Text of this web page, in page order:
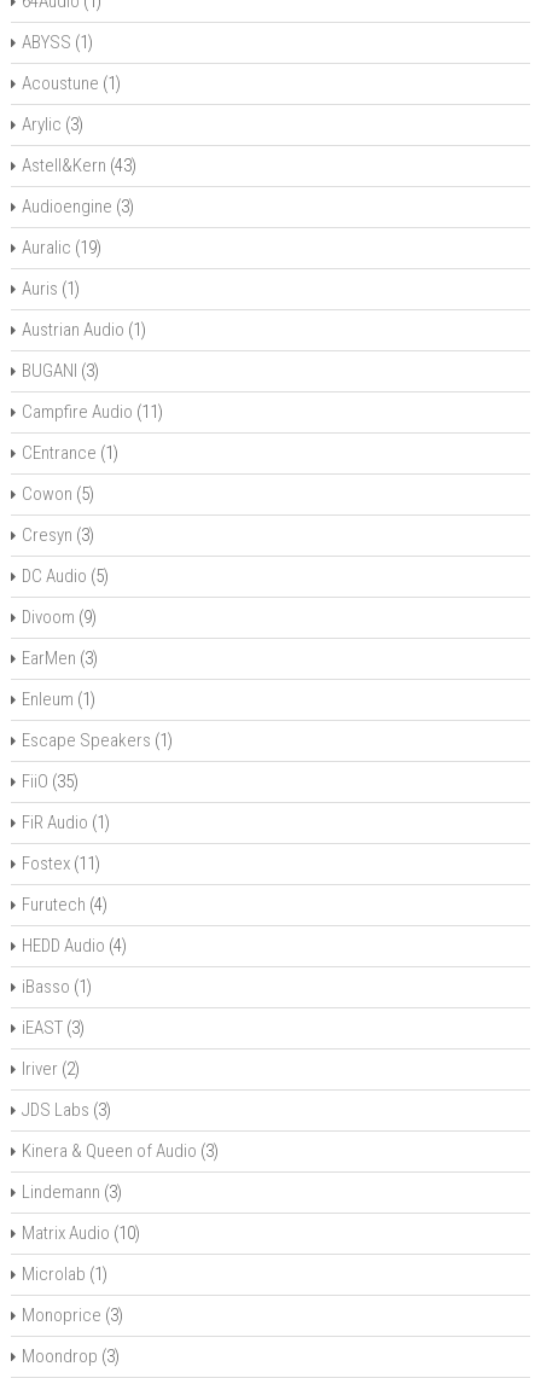
ABYSS (1)
Acoustune (1)
Arylic (3)
Astell&Kern (43)
Audioengine (3)
Auralic (19)
Auris (1)
Austrian Audio (1)
BUGANI (3)
Campfire Audio (11)
CEntrance (1)
Cowon (5)
Cresyn (3)
DC Audio (5)
Divoom (9)
EarMen (3)
Enleum (1)
Escape Speakers (1)
FiiO (35)
FiR Audio (1)
Fostex(11)
Furutech (4)
HEDD Audio (4)
iBasso (1)
iEAST(3)
Iriver (2)
JDS Labs (3)
Kinera & Queen of Audio (3)
Lindemann (3)
Matrix Audio (10)
Microlab (1)
Monoprice (3)
Moondrop (3)